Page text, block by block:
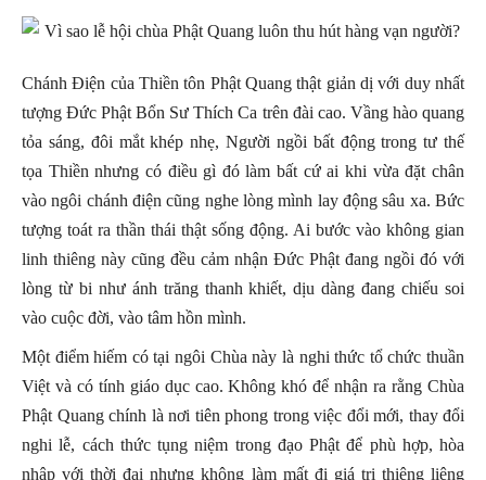
Chánh Điện của Thiền tôn Phật Quang thật giản dị với duy nhất
tượng Đức Phật Bổn Sư Thích Ca trên đài cao. Vầng hào quang
tỏa sáng, đôi mắt khép nhẹ, Người ngồi bất động trong tư thế
tọa Thiền nhưng có điều gì đó làm bất cứ ai khi vừa đặt chân
vào ngôi chánh điện cũng nghe lòng mình lay động sâu xa. Bức
tượng toát ra thần thái thật sống động. Ai bước vào không gian
linh thiêng này cũng đều cảm nhận Đức Phật đang ngồi đó với
lòng từ bi như ánh trăng thanh khiết, dịu dàng đang chiếu soi
vào cuộc đời, vào tâm hồn mình.
Một điểm hiếm có tại ngôi Chùa này là nghi thức tổ chức thuần
Việt và có tính giáo dục cao. Không khó để nhận ra rằng Chùa
Phật Quang chính là nơi tiên phong trong việc đổi mới, thay đổi
nghi lễ, cách thức tụng niệm trong đạo Phật để phù hợp, hòa
nhập với thời đại nhưng không làm mất đi giá trị thiêng liêng